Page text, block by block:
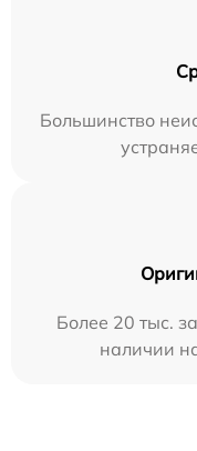
Большинство
Более 20 тыс.
наличии